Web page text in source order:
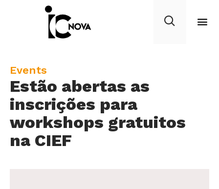
Estão abertas as
inscrições para
workshops gratuitos
na CIEF
C
a
t
e
g
o
Events